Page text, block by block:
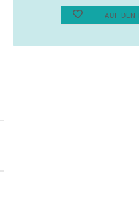
AUF DEN